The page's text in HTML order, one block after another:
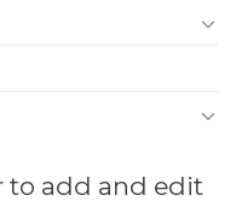
to add and edit